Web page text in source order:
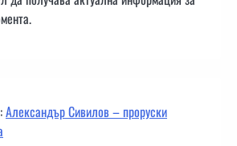
Александър Сивилов – проруски